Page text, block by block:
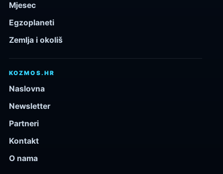
Mjesec
Egzoplaneti
Zemlja i okoliš
KOZMOS.HR
Naslovna
Newsletter
Partneri
Kontakt
O nama